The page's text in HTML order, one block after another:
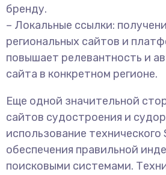
бренду.
– Локальные ссылки:
региональных сайтов и
повышает релевантность и
сайта в конкретном регионе.
Еще одной значительной
сайтов судостроения и
использование технического
обеспечения правильной
поисковыми системами.